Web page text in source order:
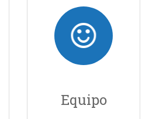
Equipo